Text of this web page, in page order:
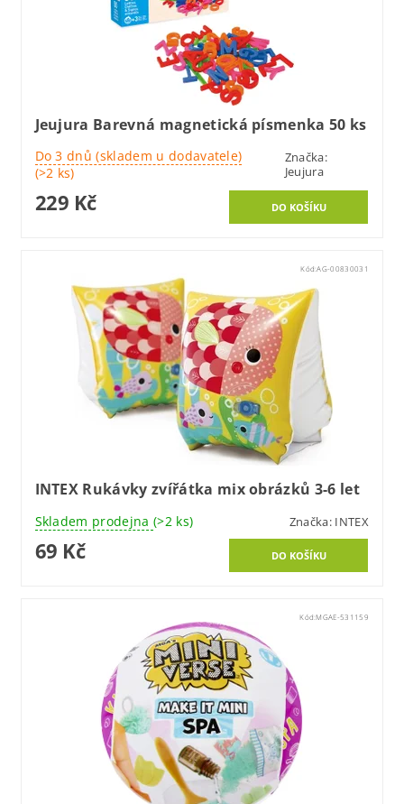
Jeujura Barevná magnetická písmenka 50 ks
Do 3 dnů (skladem u dodavatele)
(>2 ks)
Značka:
Jeujura
229 Kč
Kód:AG-00830031
INTEX Rukávky zvířátka mix obrázků 3-6 let
Skladem prodejna (>2 ks) Značka: INTEX
69 Kč
Kód:MGAE-531159